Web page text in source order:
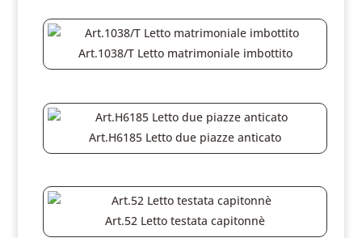
Art.1038/T Letto matrimoniale imbottito
Art.H6185 Letto due piazze anticato
Art.52 Letto testata capitonnè